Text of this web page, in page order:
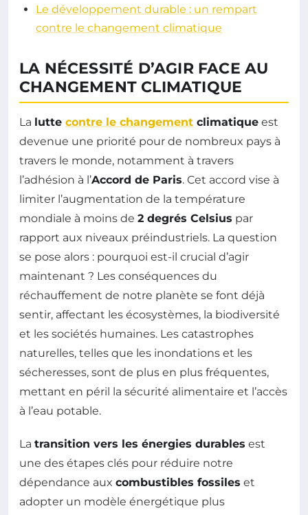
Le développement durable : un rempart
contre le changement climatique
LA NÉCESSITÉ D’AGIR FACE AU
CHANGEMENT CLIMATIQUE
La lutte contre le changement climatique est
devenue une priorité pour de nombreux pays à
travers le monde, notamment à travers
l’adhésion à l’Accord de Paris. Cet accord vise à
limiter l’augmentation de la température
mondiale à moins de 2 degrés Celsius par
rapport aux niveaux préindustriels. La question
se pose alors : pourquoi est-il crucial d’agir
maintenant ? Les conséquences du
réchauffement de notre planète se font déjà
sentir, affectant les écosystèmes, la biodiversité
et les sociétés humaines. Les catastrophes
naturelles, telles que les inondations et les
sécheresses, sont de plus en plus fréquentes,
mettant en péril la sécurité alimentaire et l’accès
à l’eau potable.
La transition vers les énergies durables est
une des étapes clés pour réduire notre
dépendance aux combustibles fossiles et
adopter un modèle énergétique plus